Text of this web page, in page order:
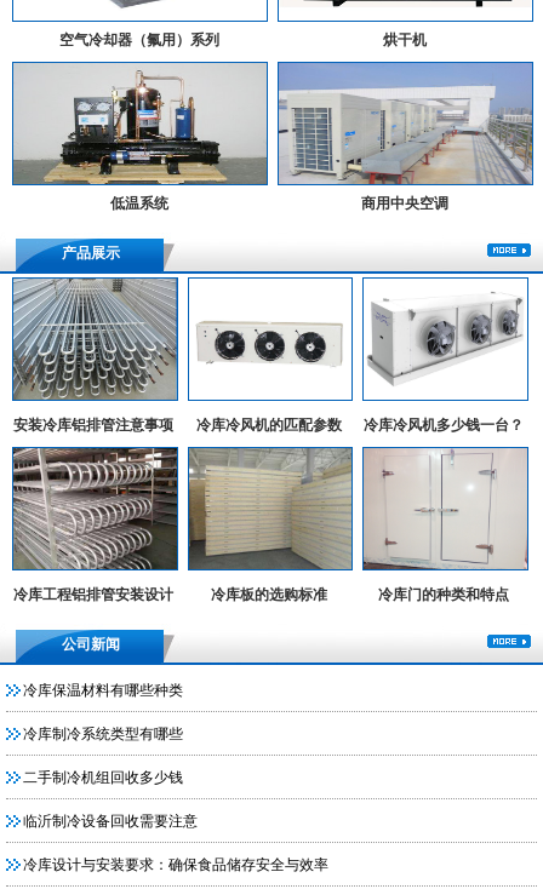
空气冷却器（氟用）系列 烘干机
低温系统 商用中央空调
产品展示
安装冷库铝排管注意事项 冷库冷风机的匹配参数 冷库冷风机多少钱一台？
冷库工程铝排管安装设计
冷库板的选购标准 冷库门的种类和特点
公司新闻
冷库保温材料有哪些种类
冷库制冷系统类型有哪些
二手制冷机组回收多少钱
临沂制冷设备回收需要注意
冷库设计与安装要求：确保食品储存安全与效率